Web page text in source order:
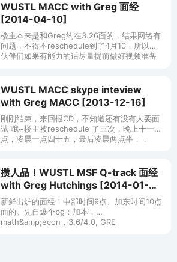
WUSTL MACC with Greg 面经
[2014-04-10]
楼主本来是和Greg约在3.26面的，结果网络有
问题，不得不reschedule到了4月10，所以小
伙伴们如果有能力的话尽量提前做好视频准备
WUSTL MACC skype inteview
with Greg MACC [2013-12-16]
刚刚结束，来回报CD，不知道还有没有人要面
试 哦~楼主被reschedule 了三次，晚上十一
点，凌晨一点四十五，最后凌晨两点半，，
攒人品！WUSTL MSF Q-track 面经
with Greg Hutchings [2014-01-
31]
新鲜出炉的面经！中部时间9点、加东时间10点
面的。先自爆个bg：加本，
math&amp;econ，3.6/4.0, GRE